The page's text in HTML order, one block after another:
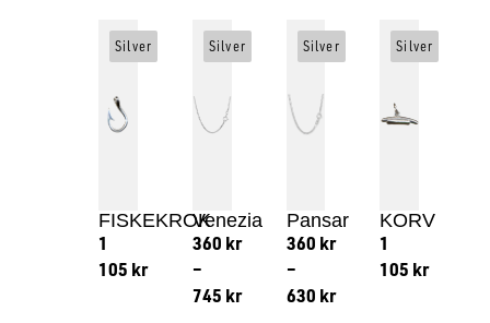
FISKEKROK
1
105 kr
Silver
Venezia
360 kr
–
745 kr
Silver
Pansar
360 kr
–
630 kr
Silver
KORV
1
105 kr
Silver